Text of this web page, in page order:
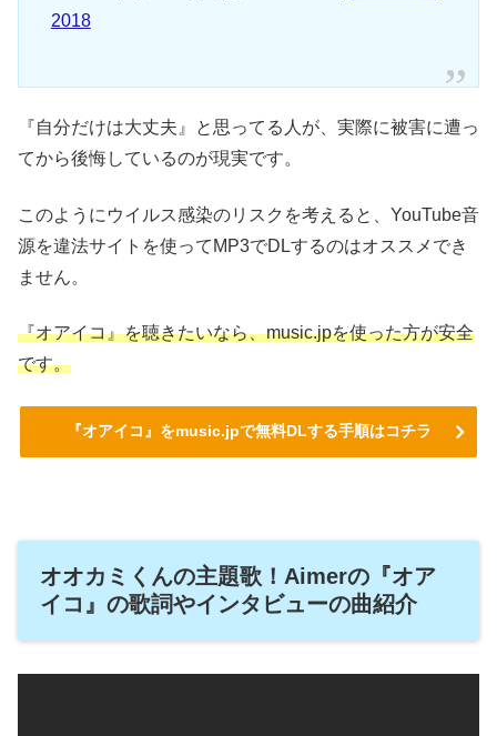
2018
『自分だけは大丈夫』と思ってる人が、実際に被害に遭っ
てから後悔しているのが現実です。
このようにウイルス感染のリスクを考えると、YouTube音
源を違法サイトを使ってMP3でDLするのはオススメでき
ません。
『オアイコ』を聴きたいなら、music.jpを使った方が安全
です。
『オアイコ』をmusic.jpで無料DLする手順はコチラ
オオカミくんの主題歌！Aimerの『オア
イコ』の歌詞やインタビューの曲紹介